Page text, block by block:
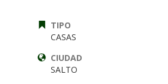
TIPO
CASAS
CIUDAD
SALTO